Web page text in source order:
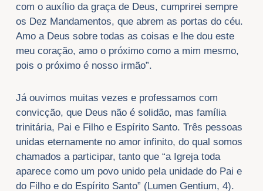
com o auxílio da graça de Deus, cumprirei sempre
os Dez Mandamentos, que abrem as portas do céu.
Amo a Deus sobre todas as coisas e lhe dou este
meu coração, amo o próximo como a mim mesmo,
pois o próximo é nosso irmão”.
Já ouvimos muitas vezes e professamos com
convicção, que Deus não é solidão, mas família
trinitária, Pai e Filho e Espírito Santo. Três pessoas
unidas eternamente no amor infinito, do qual somos
chamados a participar, tanto que “a Igreja toda
aparece como um povo unido pela unidade do Pai e
do Filho e do Espírito Santo” (Lumen Gentium, 4).